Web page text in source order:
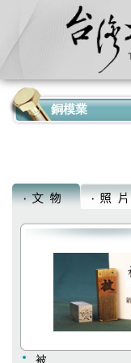
銅模業
被